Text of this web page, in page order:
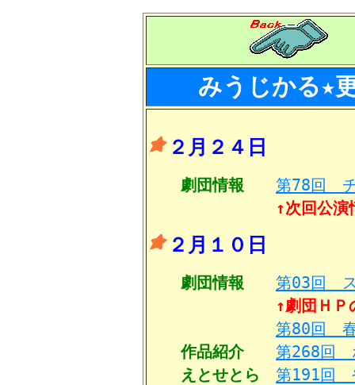
みうじかる★
２月２４日
劇団情報 第78回 チ
↑次回公演
２月１０日
劇団情報 第03回 ス
↑劇団ＨＰ
第80回
作品紹介 第268回
えとせとら 第191回